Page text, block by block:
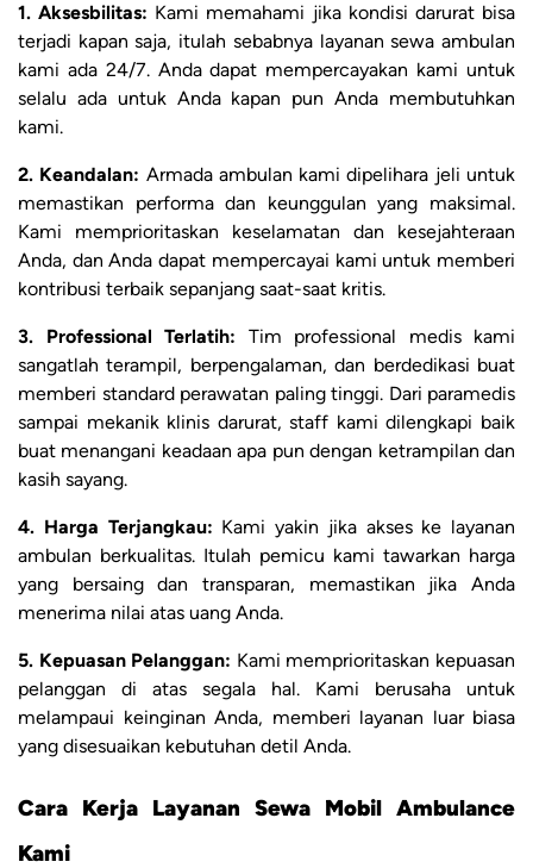
1. Aksesbilitas: Kami memahami jika kondisi darurat bisa
terjadi kapan saja, itulah sebabnya layanan sewa ambulan
kami ada 24/7. Anda dapat mempercayakan kami untuk
selalu ada untuk Anda kapan pun Anda membutuhkan
kami.
2. Keandalan: Armada ambulan kami dipelihara jeli untuk
memastikan performa dan keunggulan yang maksimal.
Kami memprioritaskan keselamatan dan kesejahteraan
Anda, dan Anda dapat mempercayai kami untuk memberi
kontribusi terbaik sepanjang saat-saat kritis.
3. Professional Terlatih: Tim professional medis kami
sangatlah terampil, berpengalaman, dan berdedikasi buat
memberi standard perawatan paling tinggi. Dari paramedis
sampai mekanik klinis darurat, staff kami dilengkapi baik
buat menangani keadaan apa pun dengan ketrampilan dan
kasih sayang.
4. Harga Terjangkau: Kami yakin jika akses ke layanan
ambulan berkualitas. Itulah pemicu kami tawarkan harga
yang bersaing dan transparan, memastikan jika Anda
menerima nilai atas uang Anda.
5. Kepuasan Pelanggan: Kami memprioritaskan kepuasan
pelanggan di atas segala hal. Kami berusaha untuk
melampaui keinginan Anda, memberi layanan luar biasa
yang disesuaikan kebutuhan detil Anda.
Cara Kerja Layanan Sewa Mobil Ambulance
Kami